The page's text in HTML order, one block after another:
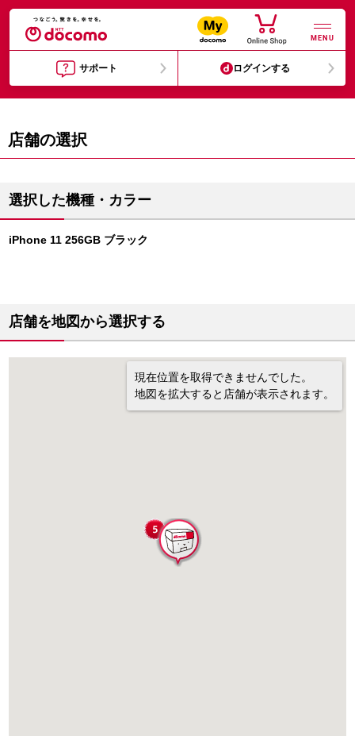
MENU
サポート ログインする
店舗の選択
選択した機種・カラー
iPhone 11 256GB ブラック
店舗を地図から選択する
現在位置を取得できませんでした。
地図を拡大すると店舗が表示されます。